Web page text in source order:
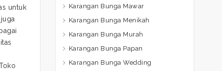
untuk
Karangan Bunga Mawar
Karangan Bunga Menikah
Karangan Bunga Murah
Karangan Bunga Papan
Karangan Bunga Wedding